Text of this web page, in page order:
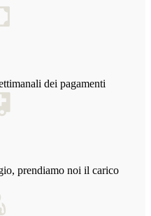
dei pagamenti
prendiamo noi il carico